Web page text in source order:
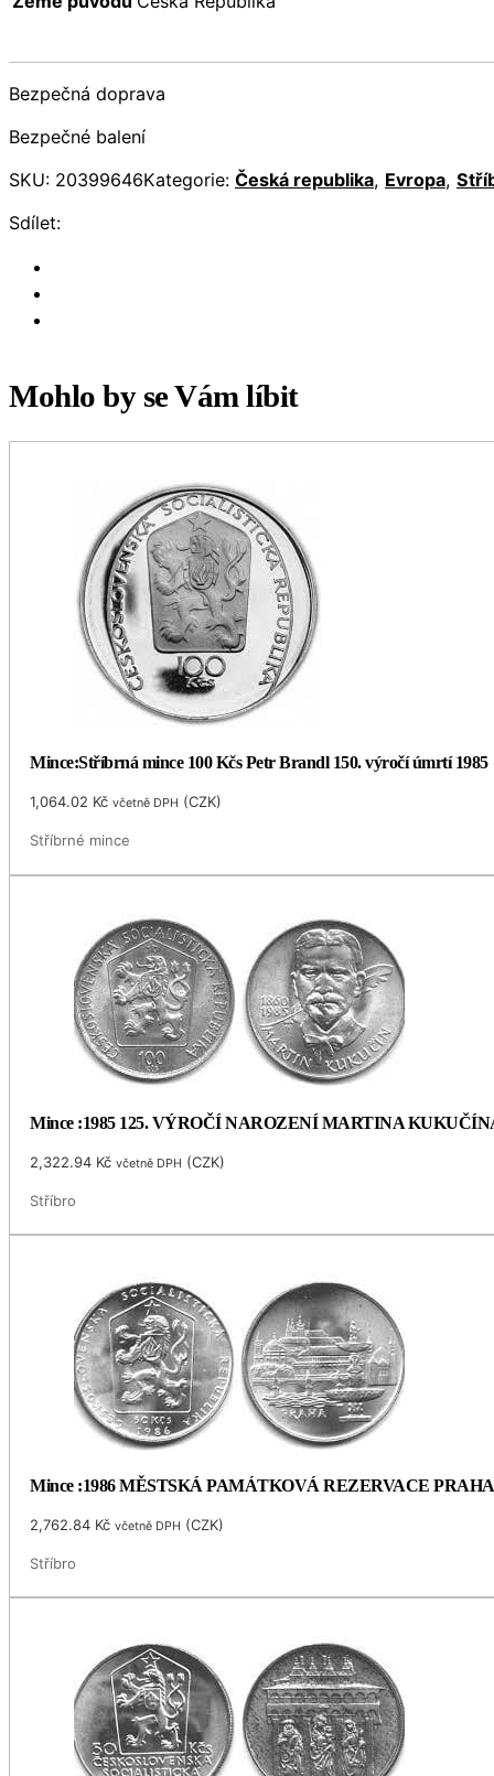
Bezpečná doprava
Bezpečné balení
SKU: 20399646Kategorie: Česká republika, Evropa,
Sdílet:
Mohlo by se Vám líbit
Mince:Stříbrná mince 100 Kčs Petr Brandl 150. výročí úmrtí 1985
1,064.02 Kč včetně DPH (CZK)
Stříbrné mince
Mince :1985 125. VÝROČÍ NAROZENÍ MARTINA
2,322.94 Kč včetně DPH (CZK)
Stříbro
Mince :1986 MĚSTSKÁ PAMÁTKOVÁ REZERVACE PRAHA
2,762.84 Kč včetně DPH (CZK)
Stříbro